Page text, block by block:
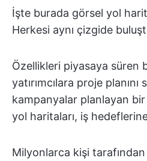
İşte burada görsel yol
Herkesi aynı çizgide
Özellikleri piyasaya süren
yatırımcılara proje
kampanyalar planlayan
yol haritaları, iş
Milyonlarca kişi